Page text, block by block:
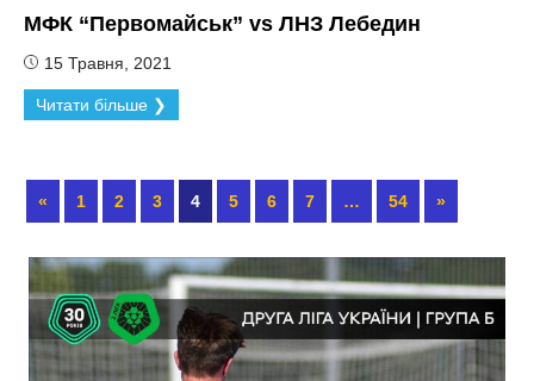
МФК “Первомайськ” vs ЛНЗ Лебедин
15 Травня, 2021
Читати більше ❯
« 1 2 3 4 5 6 7 … 54 »